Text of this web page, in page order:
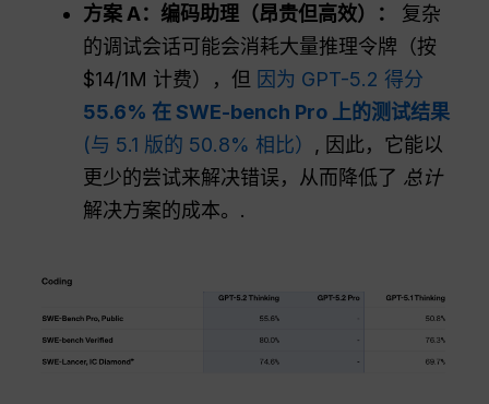
方案 A：编码助理（昂贵但高效）：
复杂
的调试会话可能会消耗大量推理令牌（按
$14/1M 计费），但 因为 GPT-5.2 得分
55.6% 在 SWE-bench Pro 上的测试结果
(与 5.1 版的 50.8% 相比） , 因此，它能以
更少的尝试来解决错误，从而降低了 总计
解决方案的成本。.